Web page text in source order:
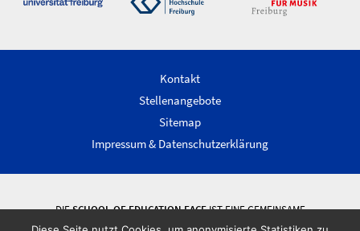
Kontakt
Stellenangebote
Sitemap
Impressum & Datenschutzerklärung
DIESCHOOL OF EDUCATION FACEIST EINE GEMEINSAME
WISSENSCHAFTLICHE EINRICHTUNG DER ALBERT-LUDWIGS-UNIVERSITÄT